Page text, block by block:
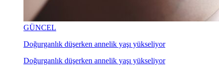
GÜNCEL
Doğurganlık düşerken annelik yaşı yükseliyor
Doğurganlık düşerken annelik yaşı yükseliyor